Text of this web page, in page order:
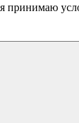
принимаю